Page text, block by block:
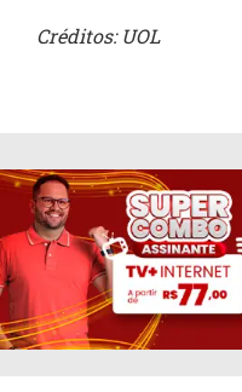
Créditos: UOL